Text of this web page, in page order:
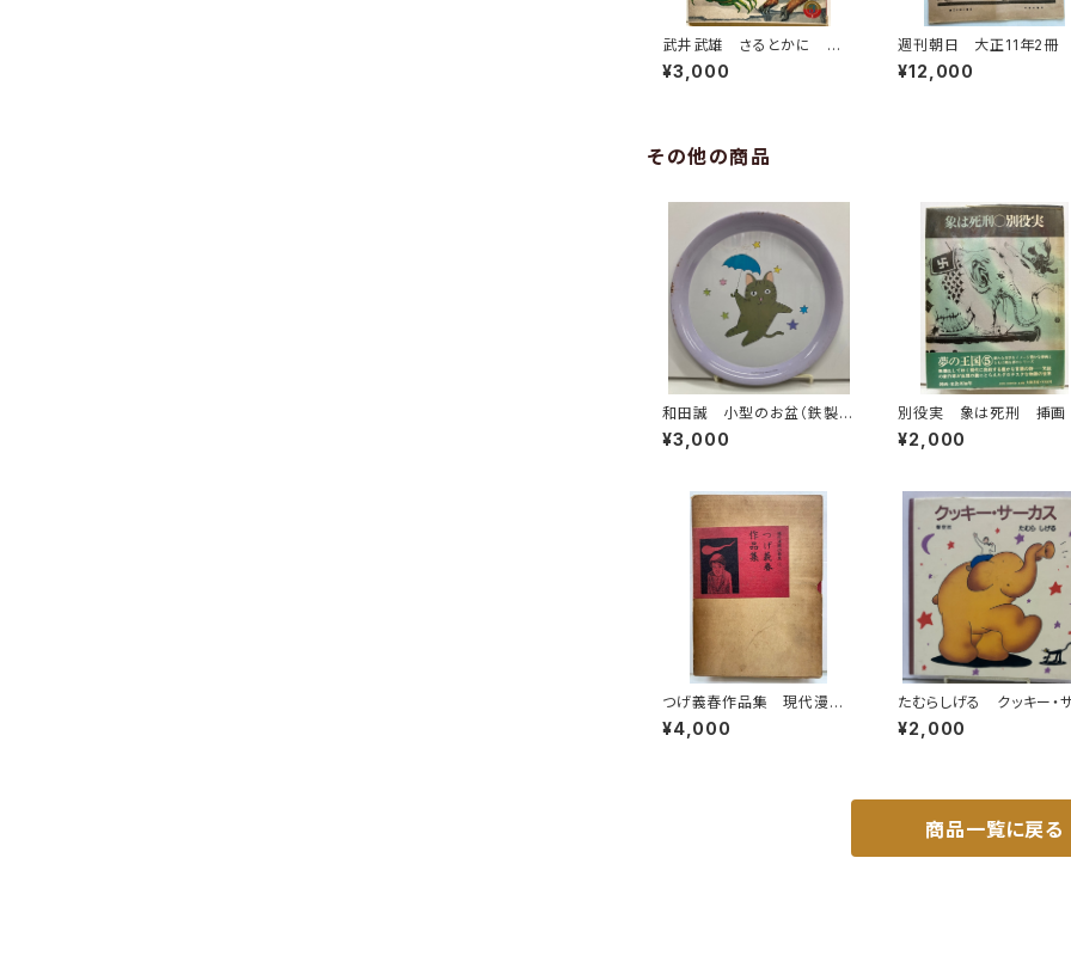
武井武雄 さるとかに 川
崎大治 講談社の絵本 昭
和41年 講談社
¥3,000
週刊朝日 大正11年2冊
正13年5冊 計7冊 武井武
雄 竹久夢二など 朝日新
¥12,000
その他の商品
和田誠 小型のお盆（鉄製）
直径20センチ 昭和40年
代？
¥3,000
別役実 象は死刑 挿画
倉斉加年 夢の王国シリー
ズ５ 1973年 初版 ビ
¥2,000
つげ義春作品集 現代漫画
の発見① 1969年３刷 青
林堂
¥4,000
たむらしげる クッキー・
カス 1992年 初版 架
社
¥2,000
商品一覧に戻る